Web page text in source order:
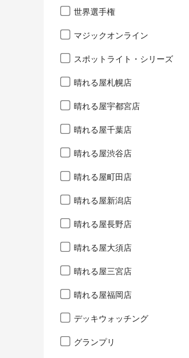
世界選手権
マジックオンライン
スポットライト・シリーズ
晴れる屋札幌店
晴れる屋宇都宮店
晴れる屋千葉店
晴れる屋渋谷店
晴れる屋町田店
晴れる屋新潟店
晴れる屋長野店
晴れる屋大須店
晴れる屋三宮店
晴れる屋福岡店
デッキウォッチング
グランプリ